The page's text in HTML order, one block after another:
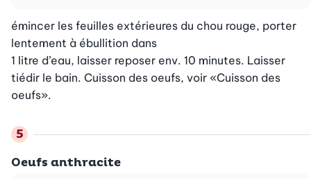
émincer les feuilles extérieures du chou rouge, porter
lentement à ébullition dans
1 litre d’eau, laisser reposer env. 10 minutes. Laisser
tiédir le bain. Cuisson des oeufs, voir «Cuisson des
oeufs».
Oeufs anthracite